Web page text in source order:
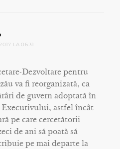
LA 06:31
Dezvoltare pentru
va fi reorganizată, ca
de guvern adoptată în
Executivului, astfel încât
pe care cercetătorii
de ani să poată să
pe mai departe la